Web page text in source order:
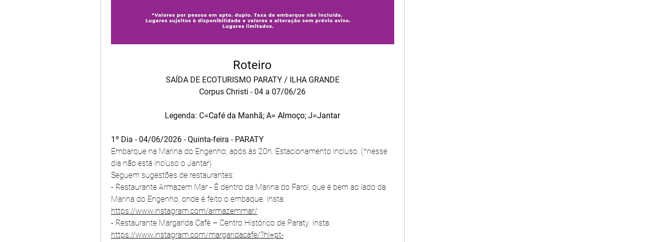
Roteiro
SAÍDA DE ECOTURISMO PARATY / ILHA GRANDE
Corpus Christi - 04 a 07/06/26
Legenda: C=Café da Manhã; A= Almoço; J=Jantar
1º Dia - 04/06/2026 - Quinta-feira - PARATY
Embarque na Marina do Engenho, após às 20h. Estacionamento incluso. (*nesse
dia não está incluso o Jantar)
Seguem sugestões de restaurantes:
- Restaurante Armazem Mar - É dentro da Marina do Farol, que é bem ao lado da
https://www.instagram.com/armazemmar/
https://www.instagram.com/margaridacafe/?hl=pt-